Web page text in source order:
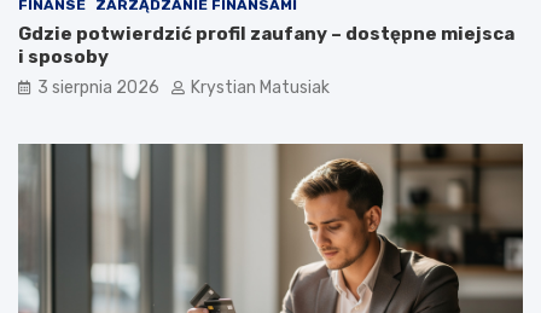
FINANSE ZARZĄDZANIE FINANSAMI
Gdzie potwierdzić profil zaufany – dostępne miejsca
i sposoby
3 sierpnia 2026 Krystian Matusiak